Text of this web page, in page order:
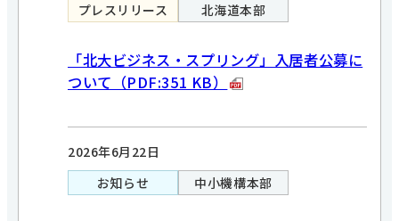
プレスリリース
北海道本部
「北大ビジネス・スプリング」入居者公募に
ついて（PDF:351 KB）
2026年6月22日
お知らせ
中小機構本部